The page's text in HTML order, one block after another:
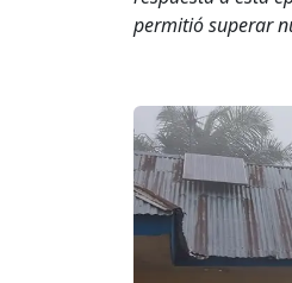
permitió superar